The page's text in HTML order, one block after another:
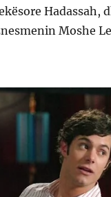
Hadassah,
Moshe